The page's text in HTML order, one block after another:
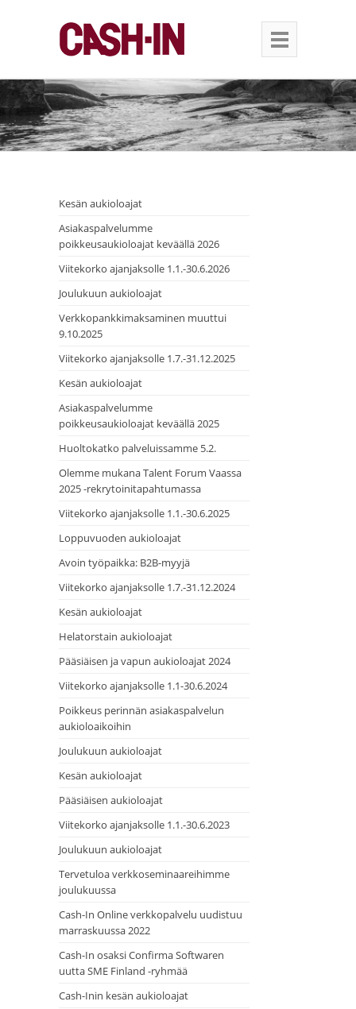
Kesän aukioloajat
Asiakaspalvelumme
poikkeusaukioloajat keväällä 2026
Viitekorko ajanjaksolle 1.1.-30.6.2026
Joulukuun aukioloajat
Verkkopankkimaksaminen muuttui
9.10.2025
Viitekorko ajanjaksolle 1.7.-31.12.2025
Kesän aukioloajat
Asiakaspalvelumme
poikkeusaukioloajat keväällä 2025
Huoltokatko palveluissamme 5.2.
Olemme mukana Talent Forum Vaassa
2025 -rekrytoinitapahtumassa
Viitekorko ajanjaksolle 1.1.-30.6.2025
Loppuvuoden aukioloajat
Avoin työpaikka: B2B-myyjä
Viitekorko ajanjaksolle 1.7.-31.12.2024
Kesän aukioloajat
Helatorstain aukioloajat
Pääsiäisen ja vapun aukioloajat 2024
Viitekorko ajanjaksolle 1.1-30.6.2024
Poikkeus perinnän asiakaspalvelun
aukioloaikoihin
Joulukuun aukioloajat
Kesän aukioloajat
Pääsiäisen aukioloajat
Viitekorko ajanjaksolle 1.1.-30.6.2023
Joulukuun aukioloajat
Tervetuloa verkkoseminaareihimme
joulukuussa
Cash-In Online verkkopalvelu uudistuu
marraskuussa 2022
Cash-In osaksi Confirma Softwaren
uutta SME Finland -ryhmää
Cash-Inin kesän aukioloajat